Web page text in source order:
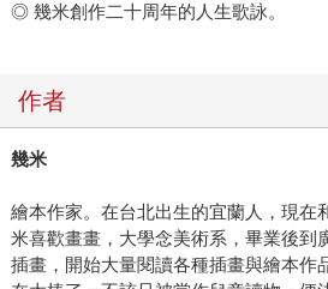
◎ 幾米創作二十周年的人生歌詠。
作者
幾米
繪本作家。在台北出生的宜蘭人，現在
米喜歡畫畫，大學念美術系，畢業後到
插畫，開始大量閱讀各種插畫與繪本作